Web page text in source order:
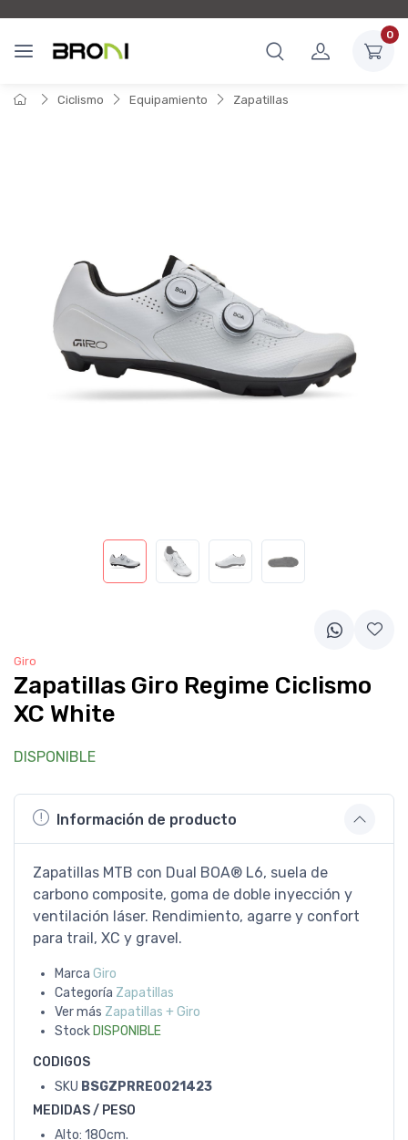
0
Ciclismo Equipamiento Zapatillas
Giro
Zapatillas Giro Regime Ciclismo
XC White
DISPONIBLE
Información de producto
Zapatillas MTB con Dual BOA® L6, suela de
carbono composite, goma de doble inyección y
ventilación láser. Rendimiento, agarre y confort
para trail, XC y gravel.
Marca Giro
Categoría Zapatillas
Ver más Zapatillas + Giro
Stock DISPONIBLE
CODIGOS
SKU BSGZPRRE0021423
MEDIDAS / PESO
Alto: 180cm.